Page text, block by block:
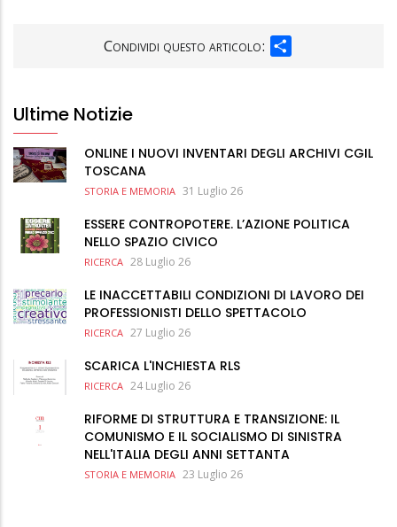
Condividi questo articolo:
Ultime Notizie
ONLINE I NUOVI INVENTARI DEGLI ARCHIVI CGIL
TOSCANA
STORIA E MEMORIA 31 Luglio 26
ESSERE CONTROPOTERE. L’AZIONE POLITICA
NELLO SPAZIO CIVICO
RICERCA 28 Luglio 26
LE INACCETTABILI CONDIZIONI DI LAVORO DEI
PROFESSIONISTI DELLO SPETTACOLO
RICERCA 27 Luglio 26
SCARICA L'INCHIESTA RLS
RICERCA 24 Luglio 26
RIFORME DI STRUTTURA E TRANSIZIONE: IL
COMUNISMO E IL SOCIALISMO DI SINISTRA
NELL'ITALIA DEGLI ANNI SETTANTA
STORIA E MEMORIA 23 Luglio 26